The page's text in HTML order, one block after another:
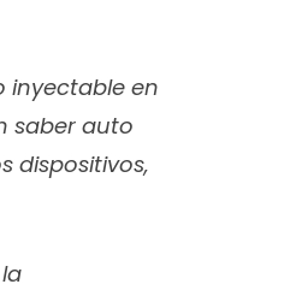
inyectable en
saber auto
dispositivos,